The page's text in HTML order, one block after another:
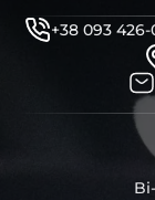
+38 093